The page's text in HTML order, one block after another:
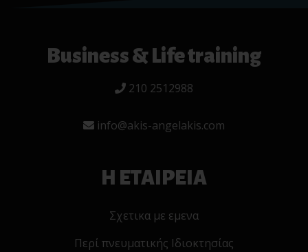
Business & Life training
210 2512988
info@akis-angelakis.com
Η ΕΤΑΙΡΕΙΑ
Σχετικα με εμενα
Περί πνευματικής Ιδιοκτησίας